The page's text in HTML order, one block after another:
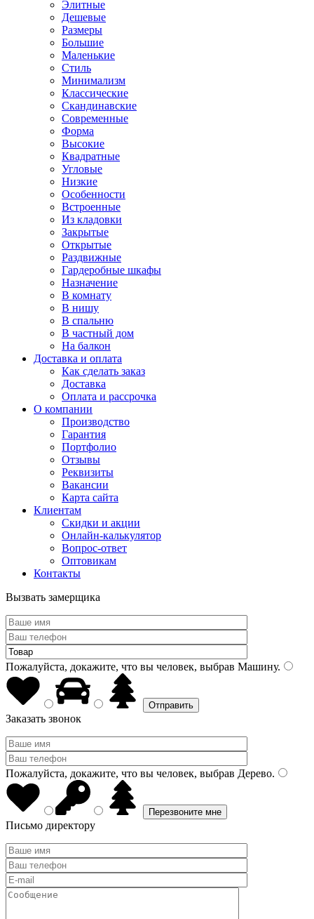
Элитные
Дешевые
Размеры
Большие
Маленькие
Стиль
Минимализм
Классические
Скандинавские
Современные
Форма
Высокие
Квадратные
Угловые
Низкие
Особенности
Встроенные
Из кладовки
Закрытые
Открытые
Раздвижные
Гардеробные шкафы
Назначение
В комнату
В нишу
В спальню
В частный дом
На балкон
Доставка и оплата
Как сделать заказ
Доставка
Оплата и рассрочка
О компании
Производство
Гарантия
Портфолио
Отзывы
Реквизиты
Вакансии
Карта сайта
Клиентам
Скидки и акции
Онлайн-калькулятор
Вопрос-ответ
Оптовикам
Контакты
Вызвать замерщика
Пожалуйста, докажите, что вы человек, выбрав Машину.
Заказать звонок
Пожалуйста, докажите, что вы человек, выбрав Дерево.
Письмо директору